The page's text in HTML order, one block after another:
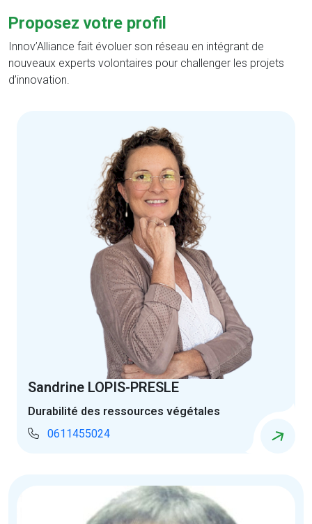
Proposez votre profil
Innov’Alliance fait évoluer son réseau en intégrant de
nouveaux experts volontaires pour challenger les projets
d’innovation.
Sandrine LOPIS-PRESLE
Durabilité des ressources végétales
0611455024